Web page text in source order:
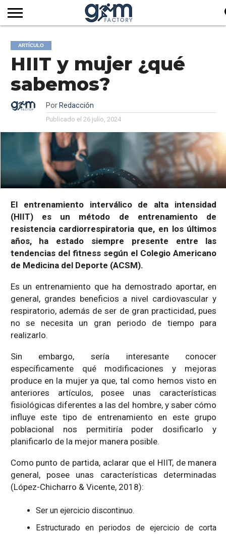
REVISTA
GYM
FACTORY
TV
CLUB
DE
SOCIOS
EMPRESAS
DEL
SECTOR
SERVICIOS
AUDIOVISUALES
MÁS
NOTICIAS
SUSCRIPCIÓN
ARTÍCULO
HIIT y mujer ¿qué
sabemos?
Por Redacción
Publicado el 26 julio, 2024
El entrenamiento interválico de alta intensidad
(HIIT) es un método de entrenamiento de
resistencia cardiorrespiratoria que, en los últimos
años, ha estado siempre presente entre las
tendencias del fitness según el Colegio Americano
de Medicina del Deporte (ACSM).
Es un entrenamiento que ha demostrado aportar, en
general, grandes beneficios a nivel cardiovascular y
respiratorio, además de ser de gran practicidad, pues
no se necesita un gran periodo de tiempo para
realizarlo.
Sin embargo, sería interesante conocer
específicamente qué modificaciones y mejoras
produce en la mujer ya que, tal como hemos visto en
anteriores artículos, posee unas características
fisiológicas diferentes a las del hombre, y saber cómo
influye este tipo de entrenamiento en este grupo
poblacional nos permitiría poder dosificarlo y
planificarlo de la mejor manera posible.
Como punto de partida, aclarar que el HIIT, de manera
general, posee unas características determinadas
(López-Chicharro & Vicente, 2018):
Ser un ejercicio discontinuo.
Estructurado en periodos de ejercicio de corta